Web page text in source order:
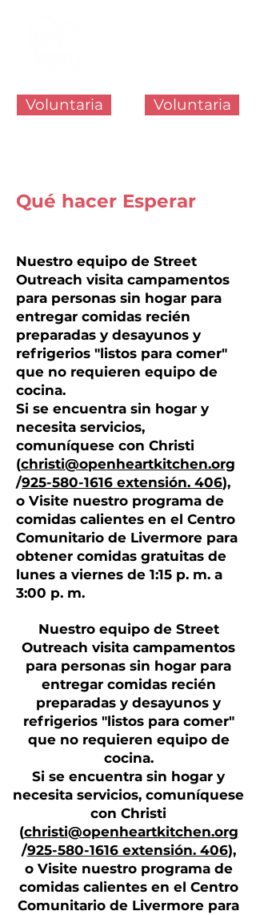
Voluntaria Voluntaria
Qué hacer Esperar
Nuestro equipo de Street
Outreach visita campamentos
para personas sin hogar para
entregar comidas recién
preparadas y desayunos y
refrigerios "listos para comer"
que no requieren equipo de
cocina.
Si se encuentra sin hogar y
necesita servicios,
comuníquese con Christi
(christi@openheartkitchen.org
/925-580-1616 extensión. 406),
o Visite nuestro programa de
comidas calientes en el Centro
Comunitario de Livermore para
obtener comidas gratuitas de
lunes a viernes de 1:15 p. m. a
3:00 p. m.
Nuestro equipo de Street
Outreach visita campamentos
para personas sin hogar para
entregar comidas recién
preparadas y desayunos y
refrigerios "listos para comer"
que no requieren equipo de
cocina.
Si se encuentra sin hogar y
necesita servicios, comuníquese
con Christi
(christi@openheartkitchen.org
/925-580-1616 extensión. 406),
o Visite nuestro programa de
comidas calientes en el Centro
Comunitario de Livermore para